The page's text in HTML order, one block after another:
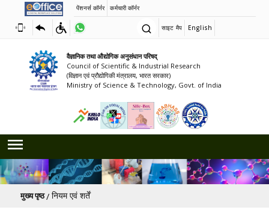
पेंशनर्स कॉर्नर कर्मचारी कॉर्नर
साइट मैप English
वैज्ञानिक तथा औद्योगिक अनुसंधान परिषद्
Council of Scientific & Industrial Research
(विज्ञान एवं प्रौद्योगिकी मंत्रालय, भारत सरकार)
Ministry of Science & Technology, Govt. of India
पग चिन्ह
मुख्य पृष्ठ नियम एवं शर्तें